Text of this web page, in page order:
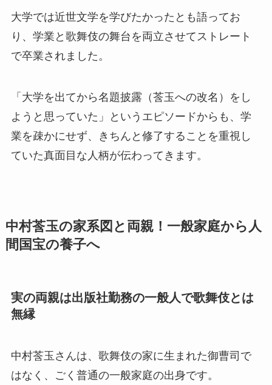
大学では近世文学を学びたかったとも語ってお
り、学業と歌舞伎の舞台を両立させてストレート
で卒業されました。
「大学を出てから名題披露（莟玉への改名）をし
ようと思っていた」というエピソードからも、学
業を疎かにせず、きちんと修了することを重視し
ていた真面目な人柄が伝わってきます。
中村莟玉の家系図と両親！一般家庭から人
間国宝の養子へ
実の両親は出版社勤務の一般人で歌舞伎とは
無縁
中村莟玉さんは、歌舞伎の家に生まれた御曹司で
はなく、ごく普通の一般家庭の出身です。